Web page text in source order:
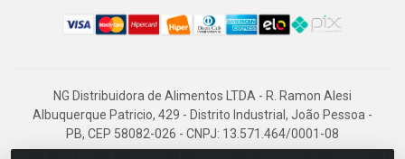
NG Distribuidora de Alimentos LTDA - R. Ramon Alesi
Albuquerque Patricio, 429 - Distrito Industrial, João Pessoa -
PB, CEP 58082-026 - CNPJ: 13.571.464/0001-08